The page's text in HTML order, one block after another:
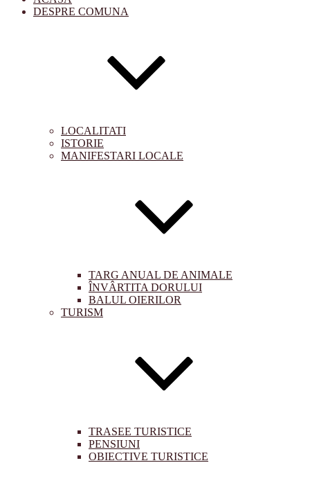
DESPRE COMUNA
LOCALITATI
ISTORIE
MANIFESTARI LOCALE
TARG ANUAL DE ANIMALE
ÎNVÂRTITA DORULUI
BALUL OIERILOR
TURISM
TRASEE TURISTICE
PENSIUNI
OBIECTIVE TURISTICE